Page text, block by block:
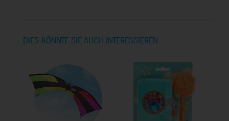
DIES KÖNNTE SIE AUCH INTERESSIEREN